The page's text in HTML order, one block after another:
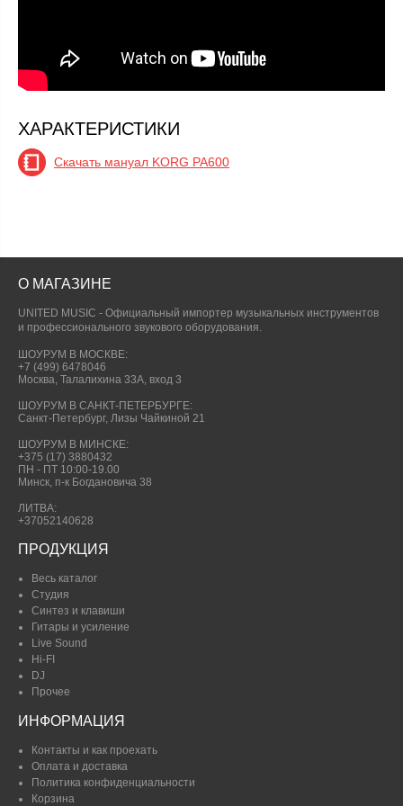
ХАРАКТЕРИСТИКИ
Скачать мануал KORG PA600
О МАГАЗИНЕ
UNITED MUSIC - Официальный импортер музыкальных инструментов
и профессионального звукового оборудования.
ШОУРУМ В МОСКВЕ:
+7 (499) 6478046
Москва, Талалихина 33А, вход 3
ШОУРУМ В САНКТ-ПЕТЕРБУРГЕ:
Санкт-Петербург, Лизы Чайкиной 21
ШОУРУМ В МИНСКЕ:
+375 (17) 3880432
ПН - ПТ 10:00-19.00
Минск, п-к Богдановича 38
ЛИТВА:
+37052140628
ПРОДУКЦИЯ
Весь каталог
Студия
Синтез и клавиши
Гитары и усиление
Live Sound
Hi-FI
DJ
Прочее
ИНФОРМАЦИЯ
Контакты и как проехать
Оплата и доставка
Политика конфиденциальности
Корзина